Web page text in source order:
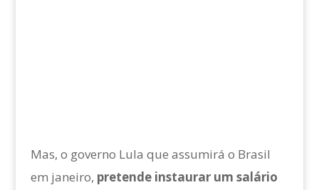
Mas, o governo Lula que assumirá o Brasil
em janeiro, pretende instaurar um salário